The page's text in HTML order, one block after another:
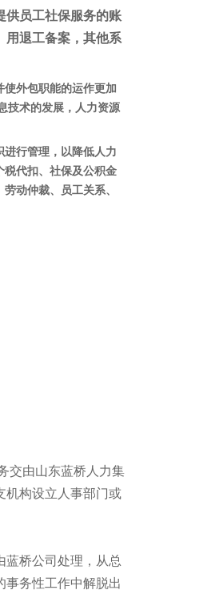
供员工社保服务的账
用退工备案，其他系
使外包职能的运作更加
技术的发展，人力资源
行管理，以降低人力
税代扣、社保及公积金
动仲裁、员工关系、
交由山东蓝桥人力集
机构设立人事部门或
桥公司处理，从总
事务性工作中解脱出